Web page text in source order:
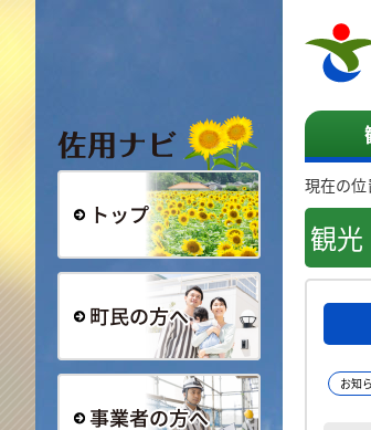
総合トップ
町民の方へ
現在の位
観光
お知